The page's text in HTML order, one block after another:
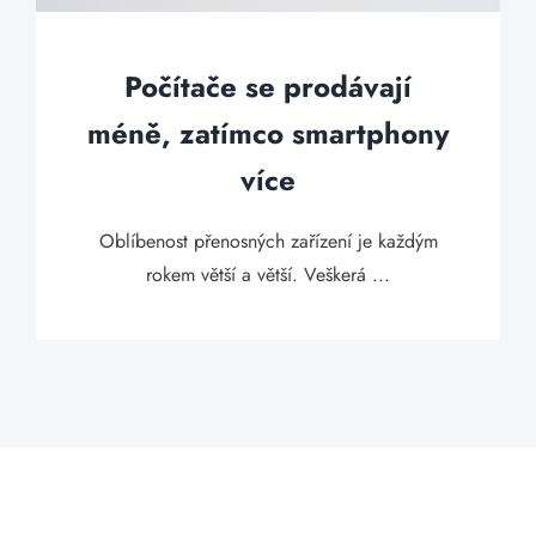
Počítače se prodávají
méně, zatímco smartphony
více
Oblíbenost přenosných zařízení je každým
rokem větší a větší. Veškerá ...